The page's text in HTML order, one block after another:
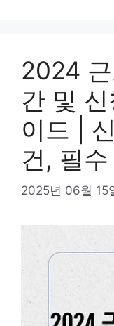
2024
간 및
이드 |
건, 필
2025년 06월 15